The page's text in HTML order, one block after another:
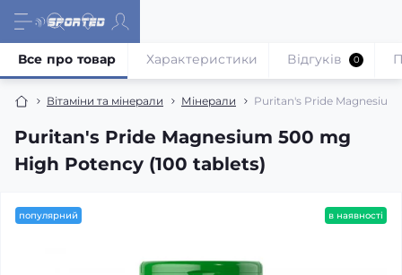
Вітаміни та мінерали Мінерали Puritan's Pride
Puritan's Pride Magnesium 500 mg
High Potency (100 tablets)
Все про товар Характеристики Відгуків 0
популярний в наявності